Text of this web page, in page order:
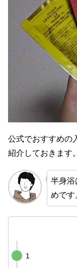
公式でおすすめの
紹介しておきます。
半身浴
めです
1